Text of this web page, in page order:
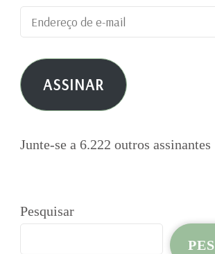
Endereço
de
e-
mail ASSINAR
Junte-se a 6.222 outros assinantes
Pesquisar